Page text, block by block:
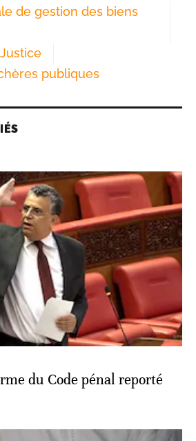
de gestion des biens
publiques
du Code pénal reporté